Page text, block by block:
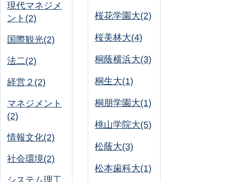
現代マネジメ
ント(2)
国際観光(2)
法二(2)
経営２(2)
マネジメント
(2)
情報文化(2)
社会環境(2)
システム理工
桜花学園大(2)
桜美林大(4)
桐蔭横浜大(3)
桐生大(1)
桐朋学園大(1)
桃山学院大(5)
松蔭大(3)
松本歯科大(1)